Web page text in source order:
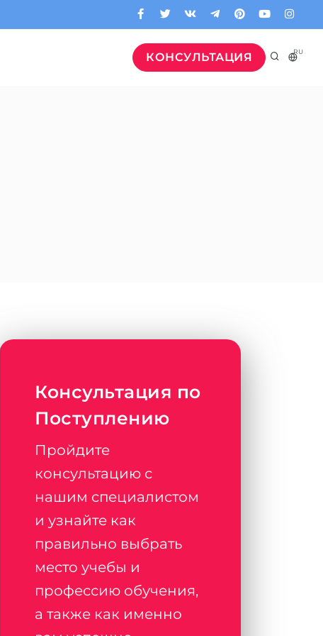
КОНСУЛЬТАЦИЯ RU
Консультация по
Поступлению
Пройдите
консультацию с
нашим специалистом
и узнайте как
правильно выбрать
место учебы и
профессию обучения,
а также как именно